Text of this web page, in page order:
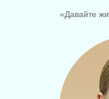
«Давайте